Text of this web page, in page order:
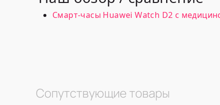
Смарт-часы Huawei Watch D2 с
Сопутствующие товары